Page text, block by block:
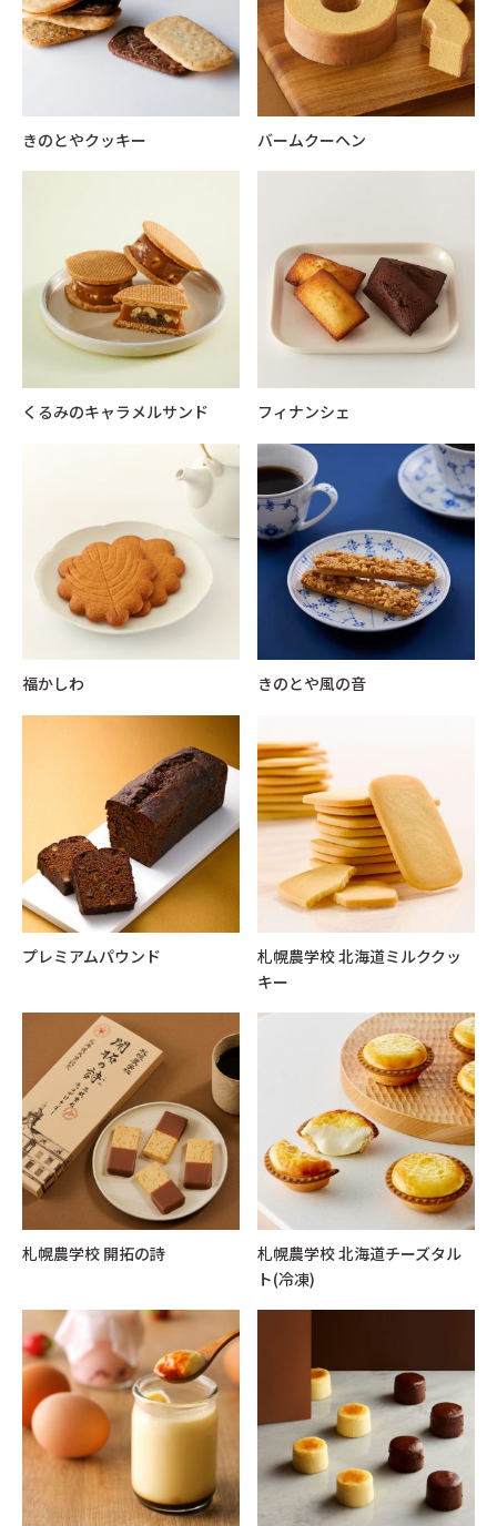
きのとやクッキー バームクーヘン
くるみのキャラメルサンド フィナンシェ
福かしわ きのとや風の音
プレミアムパウンド
札幌農学校 北海道ミルククッ
キー
札幌農学校 開拓の詩
札幌農学校 北海道チーズタル
ト(冷凍)